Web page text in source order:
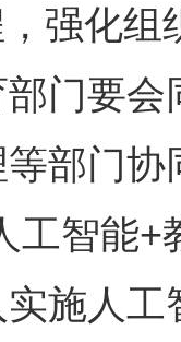
强化
门要
部门协
工智能
施人